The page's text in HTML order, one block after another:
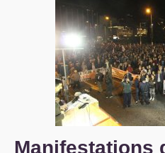
Comprendre...
Vie du site
Manifestations